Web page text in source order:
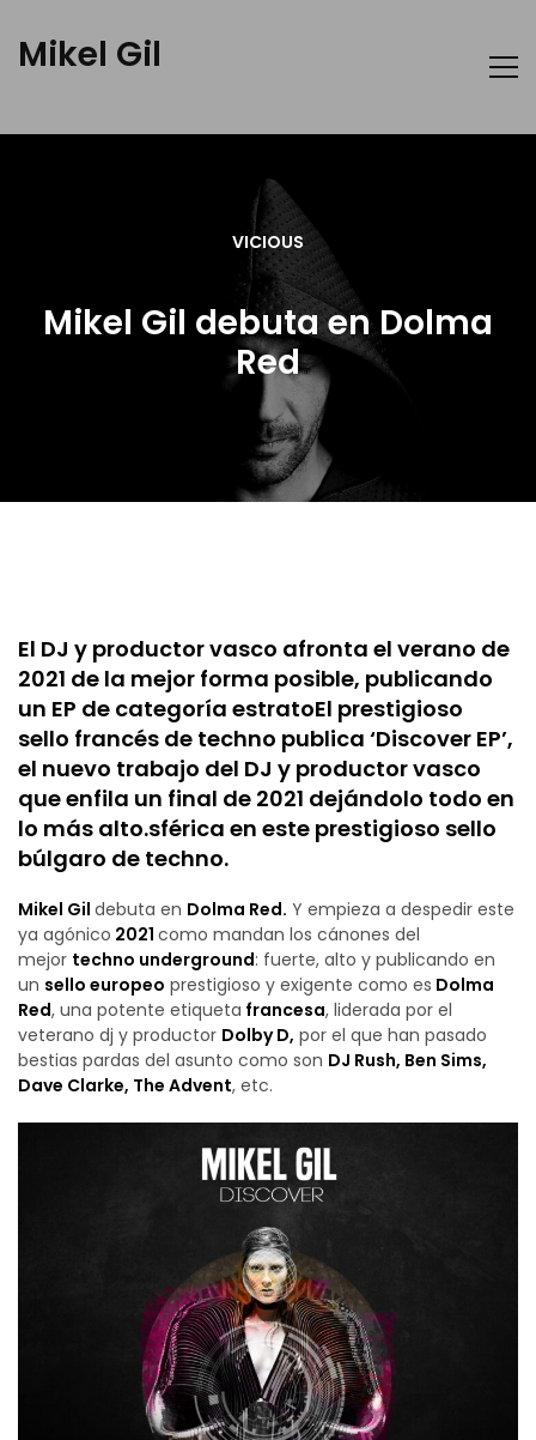
Mikel Gil
VICIOUS
Mikel Gil debuta en Dolma
Red
El DJ y productor vasco afronta el verano de
2021 de la mejor forma posible, publicando
un EP de categoría estratoEl prestigioso
sello francés de techno publica ‘Discover EP’,
el nuevo trabajo del DJ y productor vasco
que enfila un final de 2021 dejándolo todo en
lo más alto.sférica en este prestigioso sello
búlgaro de techno.
Mikel Gil debuta en Dolma Red. Y empieza a despedir este
ya agónico 2021 como mandan los cánones del
mejor techno underground: fuerte, alto y publicando en
un sello europeo prestigioso y exigente como es Dolma
Red, una potente etiqueta francesa, liderada por el
veterano dj y productor Dolby D, por el que han pasado
bestias pardas del asunto como son DJ Rush, Ben Sims,
Dave Clarke, The Advent, etc.